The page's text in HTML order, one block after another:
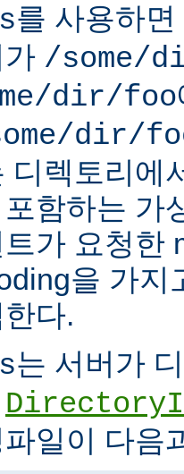
를 사용하
/some/
dir/foo
dir/
디렉토리에
함하는 가
가 요청한
을 가지
다.
는 서버가
일이 다음